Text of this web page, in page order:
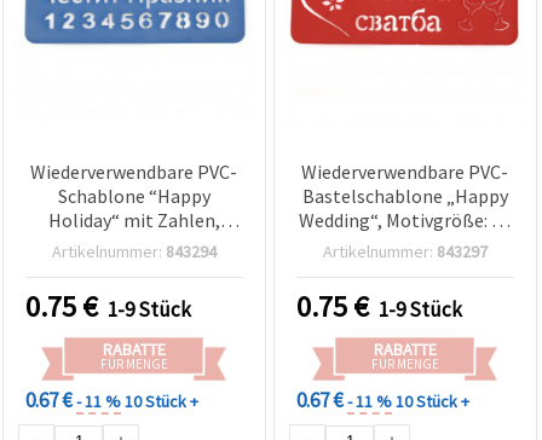
Wiederverwendbare PVC-
Schablone “Happy
Holiday“ mit Zahlen,
Druckgröße: 13 x 3,5 cm –
Artikelnummer: 843294
0.75€ 1-9 Stück
RABATTE
FÜR MENGE
0.67 €- 11 %10 Stück +
Wiederverwendbare PVC-
Bastelschablone „Happy
Wedding“, Motivgröße: 14
x 4,3 cm
Artikelnummer: 843297
0.75€ 1-9 Stück
RABATTE
FÜR MENGE
0.67 €- 11 %10 Stück +